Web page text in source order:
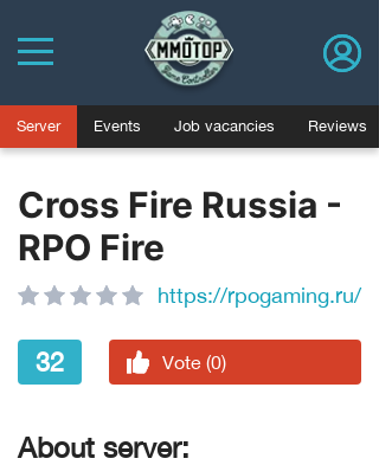
Server Events Job vacancies Reviews
Cross Fire Russia -
RPO Fire
https://rpogaming.ru/
32 Vote (0)
About server: